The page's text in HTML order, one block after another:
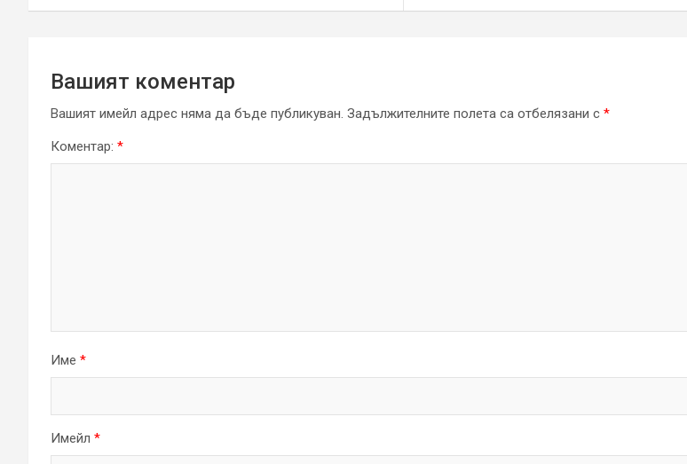
Вашият коментар
Вашият имейл адрес няма да бъде публикуван. Задължителните полета са отбелязани с *
Коментар: *
Име *
Имейл *